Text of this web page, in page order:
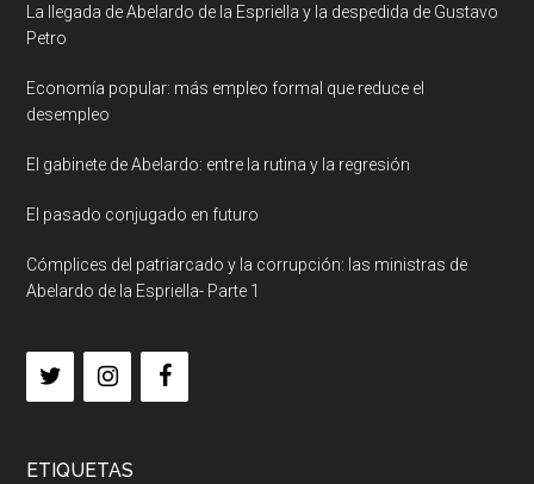
La llegada de Abelardo de la Espriella y la despedida de Gustavo
Petro
Economía popular: más empleo formal que reduce el
desempleo
El gabinete de Abelardo: entre la rutina y la regresión
El pasado conjugado en futuro
Cómplices del patriarcado y la corrupción: las ministras de
Abelardo de la Espriella- Parte 1
ETIQUETAS